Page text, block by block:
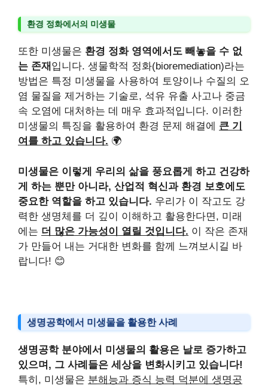
환경 정화에서의 미생물
또한 미생물은 환경 정화 영역에서도 빼놓을 수 없
는 존재 입니다. 생물학적 정화(bioremediation)라는
방법은 특정 미생물을 사용하여 토양이나 수질의 오
염 물질을 제거하는 기술로, 석유 유출 사고나 중금
속 오염에 대처하는 데 매우 효과적입니다. 이러한
미생물의 특징을 활용하여 환경 문제 해결에 큰 기
여를 하고 있습니다. 🌍
미생물은 이렇게 우리의 삶을 풍요롭게 하고 건강하
게 하는 뿐만 아니라, 산업적 혁신과 환경 보호에도
중요한 역할을 하고 있습니다. 우리가 이 작고도 강
력한 생명체를 더 깊이 이해하고 활용한다면, 미래
에는 더 많은 가능성이 열릴 것입니다. 이 작은 존재
가 만들어 내는 거대한 변화를 함께 느껴보시길 바
랍니다! 😊
생명공학에서 미생물을 활용한 사례
생명공학 분야에서 미생물의 활용은 날로 증가하고
있으며, 그 사례들은 세상을 변화시키고 있습니다!
특히, 미생물은 분해능과 증식 능력 덕분에 생명공